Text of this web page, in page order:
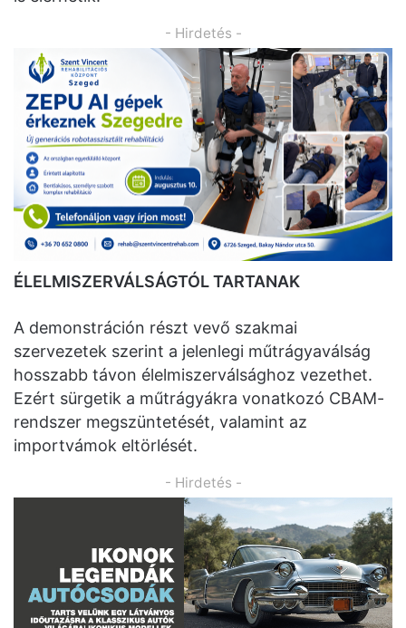
- Hirdetés -
ÉLELMISZERVÁLSÁGTÓL TARTANAK
A demonstráción részt vevő szakmai
szervezetek szerint a jelenlegi műtrágyaválság
hosszabb távon élelmiszerválsághoz vezethet.
Ezért sürgetik a műtrágyákra vonatkozó CBAM-
rendszer megszüntetését, valamint az
importvámok eltörlését.
- Hirdetés -